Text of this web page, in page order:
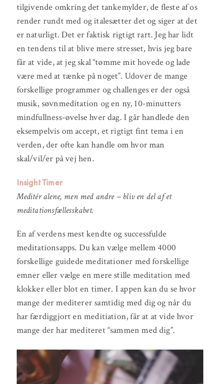
tilgivende omkring det tankemylder, de fleste af os
render rundt med og italesætter det og siger at det
er naturligt. Det er faktisk rigtigt rart. Jeg har lidt
en tendens til at blive mere stresset, hvis jeg bare
får at vide, at jeg skal “tømme mit hovede og lade
være med at tænke på noget”. Udover de mange
forskellige programmer og challenges er der også
musik, søvnmeditation og en ny, 10-minutters
mindfullness-øvelse hver dag. I går handlede den
eksempelvis om accept, et rigtigt fint tema i en
verden, der ofte kan handle om hvor man
skal/vil/er på vej hen.
Insight Timer
Meditér alene, men med andre – bliv en del af et
meditationsfællesskabet.
En af verdens mest kendte og successfulde
meditationsapps. Du kan vælge mellem 4000
forskellige guidede meditationer med forskellige
emner eller vælge en mere stille meditation med
klokker eller blot en timer. I appen kan du se hvor
mange der mediterer samtidig med dig og når du
har færdiggjort en meditiation, får at at vide hvor
mange der har mediteret “sammen med dig”.